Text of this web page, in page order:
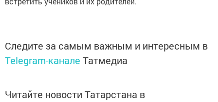
Следите за самым важным и интересным в
Telegram-канале Татмедиа
Читайте новости Татарстана в